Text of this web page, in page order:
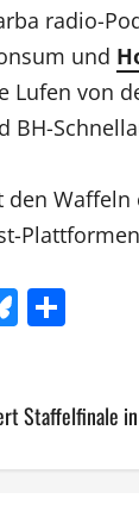
radio-
und
Lufen von
BH-
den
Staffelfinale